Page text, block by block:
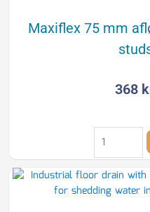
Maxiflex 75 mm
368
Maxiflex
75
mm
afløbsskål
til